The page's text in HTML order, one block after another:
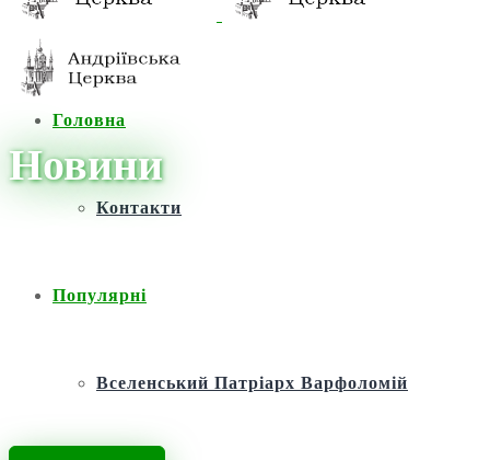
Головна
Контакти
Популярні
Вселенський Патріарх Варфоломій
Новини